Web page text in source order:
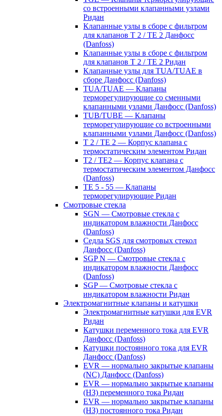
со встроенными клапанными узлами
Ридан
Клапанные узлы в сборе с фильтром
для клапанов T 2 / TE 2 Данфосс
(Danfoss)
Клапанные узлы в сборе с фильтром
для клапанов T 2 / TE 2 Ридан
Клапанные узлы для TUA/TUAE в
сборе Данфосс (Danfoss)
TUA/TUAE — Клапаны
терморегулирующие со сменными
клапанными узлами Данфосс (Danfoss)
TUB/TUBE — Клапаны
терморегулирующие со встроенными
клапанными узлами Данфосс (Danfoss)
T 2 / TE 2 — Корпус клапана с
термостатическим элементом Ридан
T2 / TE2 — Корпус клапана с
термостатическим элементом Данфосс
(Danfoss)
TE 5 - 55 — Клапаны
терморегулирующие Ридан
Смотровые стекла
SGN — Смотровые стекла с
индикатором влажности Данфосс
(Danfoss)
Седла SGS для смотровых стекол
Данфосс (Danfoss)
SGP N — Смотровые стекла с
индикатором влажности Данфосс
(Danfoss)
SGP — Смотровые стекла с
индикатором влажности Ридан
Электромагнитные клапаны и катушки
Электромагнитные катушки для EVR
Ридан
Катушки переменного тока для EVR
Данфосс (Danfoss)
Катушки постоянного тока для EVR
Данфосс (Danfoss)
EVR — нормально закрытые клапаны
(NC) Данфосс (Danfoss)
EVR — нормально закрытые клапаны
(НЗ) переменного тока Ридан
EVR — нормально закрытые клапаны
(НЗ) постоянного тока Ридан